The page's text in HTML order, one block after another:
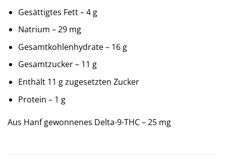
Gesättigtes Fett – 4 g
Natrium – 29 mg
Gesamtkohlenhydrate – 16 g
Gesamtzucker – 11 g
Enthält 11 g zugesetzten Zucker
Protein – 1 g
Aus Hanf gewonnenes Delta-9-THC – 25 mg